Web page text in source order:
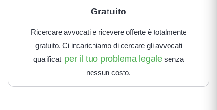
Gratuito
Ricercare avvocati e ricevere offerte è totalmente
gratuito. Ci incarichiamo di cercare gli avvocati
qualificati per il tuo problema legale senza
nessun costo.